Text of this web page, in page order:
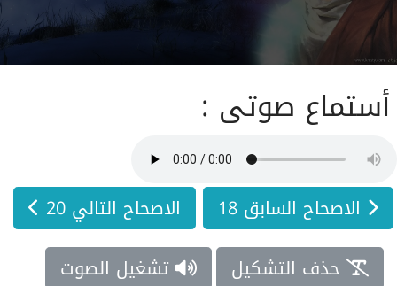
أستماع صوتى :
الاصحاح السابق 18
الاصحاح التالي 20
حذف التشكيل
تشغيل الصوت